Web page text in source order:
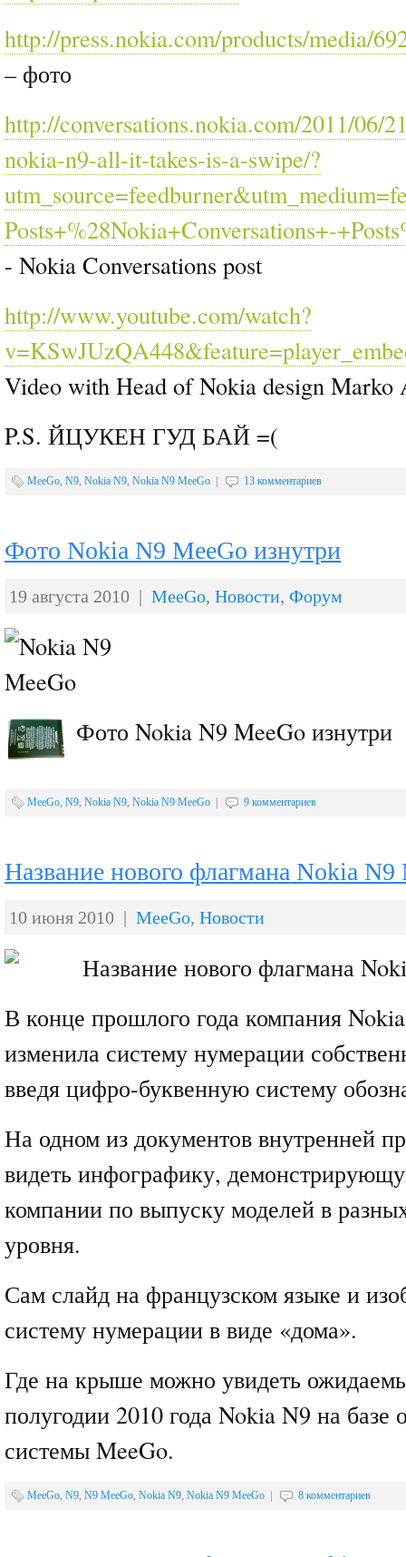
http://press.nokia.com/products/media/
– фото
http://conversations.nokia.com/2011/06/
nokia-n9-all-it-takes-is-a-swipe/?
Posts+%28Nokia+Conversations+-
- Nokia Conversations post
http://www.youtube.com/watch?
Video with Head of Nokia design Marko
P.S. ЙЦУКЕН ГУД БАЙ =(
MeeGo, N9, Nokia N9, Nokia N9 MeeGo 13 комментариев
Фото Nokia N9 MeeGo изнутри
19 августа 2010 | MeeGo, Новости, Форум
Фото Nokia N9 MeeGo изнутри
MeeGo, N9, Nokia N9, Nokia N9 MeeGo 9 комментариев
Название нового флагмана Nokia N9
10 июня 2010 | MeeGo, Новости
В конце прошлого года компания
изменила систему нумерации
введя цифро-буквенную систему
На одном из документов внутренней
видеть инфографику,
компании по выпуску моделей в
уровня.
Сам слайд на французском языке и
систему нумерации в виде «дома».
Где на крыше можно увидеть
полугодии 2010 года Nokia N9 на базе
системы MeeGo.
MeeGo, N9, N9 MeeGo, Nokia N9, Nokia N9 MeeGo 8 комментариев